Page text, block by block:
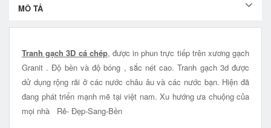
MÔ TẢ
Tranh gạch 3D cá chép, được in phun trực tiếp trên xương gạch
Granit . Độ bền và độ bóng , sắc nét cao. Tranh gạch 3d được
dử dụng rộng rãi ở các nước châu âu và các nước bạn. Hiện đã
đang phát triển mạnh mẽ tại việt nam. Xu hướng ưa chuộng của
mọi nhà Rẻ- Đẹp-Sang-Bền